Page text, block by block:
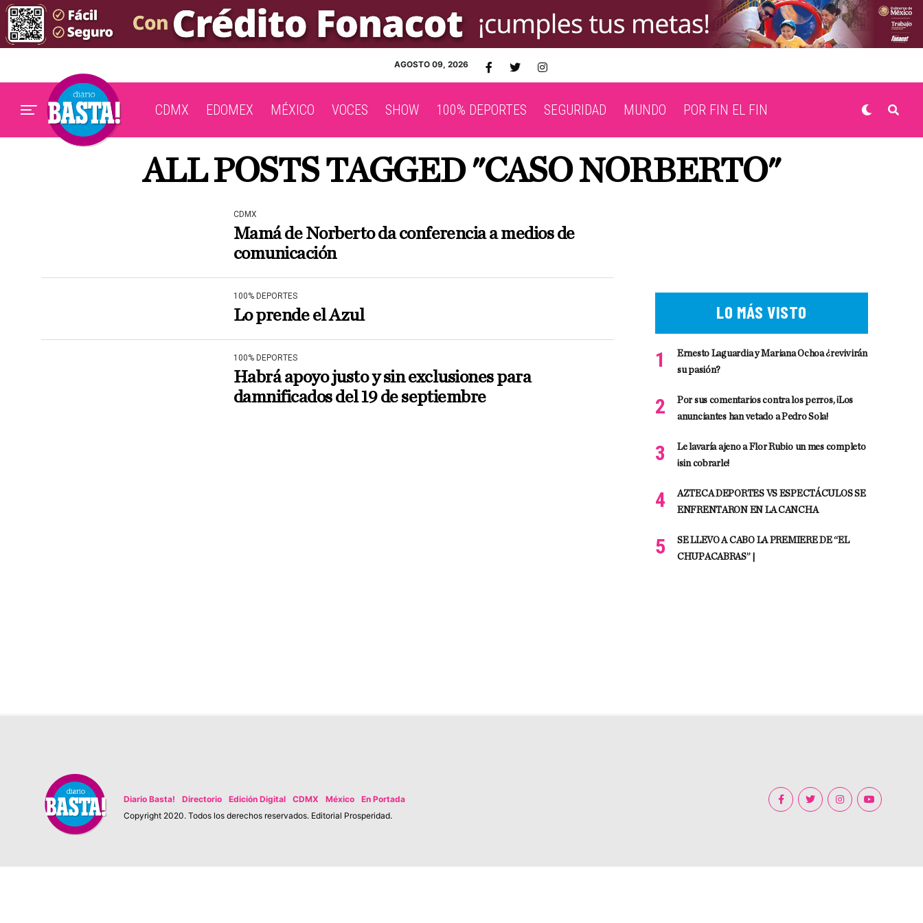
AGOSTO 09, 2026
CDMX EDOMEX MÉXICO VOCES SHOW 100% DEPORTES SEGURIDAD MUNDO POR FIN EL FIN
ALL POSTS TAGGED "CASO NORBERTO"
CDMX
Mamá de Norberto da conferencia a medios de
comunicación
100% DEPORTES
Lo prende el Azul
100% DEPORTES
Habrá apoyo justo y sin exclusiones para
damnificados del 19 de septiembre
LO MÁS VISTO
Ernesto Laguardia y Mariana Ochoa ¿revivirán
su pasión?
Por sus comentarios contra los perros, ¡Los
anunciantes han vetado a Pedro Sola!
Le lavaría ajeno a Flor Rubio un mes completo
¡sin cobrarle!
AZTECA DEPORTES VS ESPECTÁCULOS SE
ENFRENTARON EN LA CANCHA
SE LLEVO A CABO LA PREMIERE DE “EL
CHUPACABRAS” |
Diario Basta! Directorio Edición Digital CDMX México
En Portada
Copyright 2020. Todos los derechos reservados. Editorial Prosperidad.